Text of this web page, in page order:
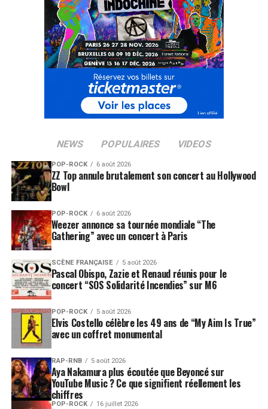
NEWS POPULAIRES VIDEOS
POP-ROCK 6 août 2026
ZZ Top annule brutalement son concert au Hollywood
Bowl
POP-ROCK 6 août 2026
Weezer annonce sa tournée mondiale “The
Gathering” avec un concert à Paris
SCÈNE FRANÇAISE 5 août 2026
Pascal Obispo, Zazie et Renaud réunis pour le
concert “SOS Solidarité Incendies” sur M6
POP-ROCK 5 août 2026
Elvis Costello célèbre les 49 ans de “My Aim Is True”
avec un coffret monumental
RAP-RNB 5 août 2026
Aya Nakamura plus écoutée que Beyoncé sur
YouTube Music ? Ce que signifient réellement les
chiffres
POP-ROCK 16 juillet 2026